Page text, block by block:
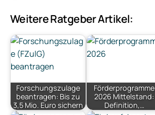
Weitere Ratgeber Artikel:
Forschungszulage
beantragen: Bis zu
3,5 Mio. Euro sichern
Förderprogramme
2026 Mittelstand:
Definition,…